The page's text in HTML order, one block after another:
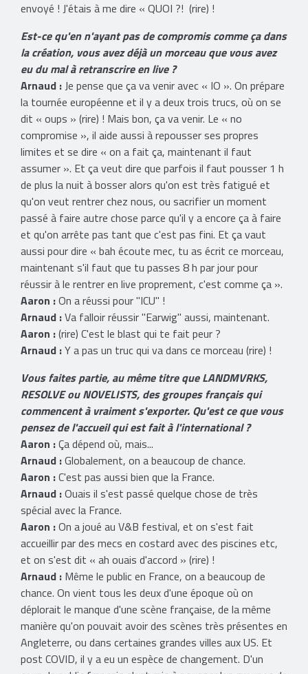
envoyé ! J'étais à me dire « QUOI ?! (rire) !
Est-ce qu'en n'ayant pas de compromis comme ça dans
la création, vous avez déjà un morceau que vous avez
eu du mal à retranscrire en live ?
Arnaud :Je pense que ça va venir avec « IO ». On prépare
la tournée européenne et il y a deux trois trucs, où on se
dit « oups » (rire) ! Mais bon, ça va venir. Le « no
compromise », il aide aussi à repousser ses propres
limites et se dire « on a fait ça, maintenant il faut
assumer ». Et ça veut dire que parfois il faut pousser 1 h
de plus la nuit à bosser alors qu'on est très fatigué et
qu'on veut rentrer chez nous, ou sacrifier un moment
passé à faire autre chose parce qu'il y a encore ça à faire
et qu'on arrête pas tant que c'est pas fini. Et ça vaut
aussi pour dire « bah écoute mec, tu as écrit ce morceau,
maintenant s'il faut que tu passes 8 h par jour pour
réussir à le rentrer en live proprement, c'est comme ça ».
Aaron :On a réussi pour ''ICU'' !
Arnaud :Va falloir réussir ''Earwig'' aussi, maintenant.
Aaron :(rire) C'est le blast qui te fait peur ?
Arnaud :Y a pas un truc qui va dans ce morceau (rire) !
Vous faites partie, au même titre que LANDMVRKS,
RESOLVE ou NOVELISTS, des groupes français qui
commencent à vraiment s'exporter. Qu'est ce que vous
pensez de l'accueil qui est fait à l'international ?
Aaron :Ça dépend où, mais...
Arnaud :Globalement, on a beaucoup de chance.
Aaron :C'est pas aussi bien que la France.
Arnaud :Ouais il s'est passé quelque chose de très
spécial avec la France.
Aaron :On a joué au V&B festival, et on s'est fait
accueillir par des mecs en costard avec des piscines etc,
et on s'est dit « ah ouais d'accord » (rire) !
Arnaud : Même le public en France, on a beaucoup de
chance. On vient tous les deux d'une époque où on
déplorait le manque d'une scène française, de la même
manière qu'on pouvait avoir des scènes très présentes en
Angleterre, ou dans certaines grandes villes aux US. Et
post COVID, il y a eu un espèce de changement. D'un